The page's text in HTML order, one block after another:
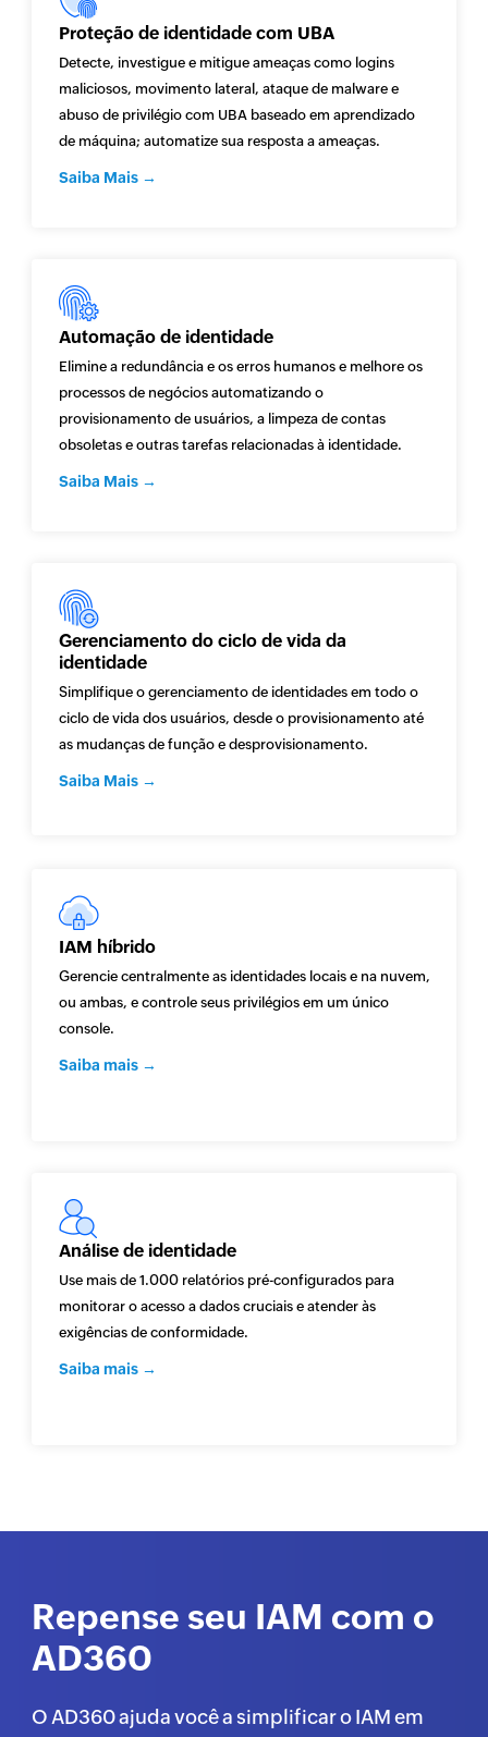
Proteção de identidade com UBA
Detecte, investigue e mitigue ameaças como logins
maliciosos, movimento lateral, ataque de malware e
abuso de privilégio com UBA baseado em aprendizado
de máquina; automatize sua resposta a ameaças.
Saiba Mais →
Automação de identidade
Elimine a redundância e os erros humanos e melhore os
processos de negócios automatizando o
provisionamento de usuários, a limpeza de contas
obsoletas e outras tarefas relacionadas à identidade.
Saiba Mais →
Gerenciamento do ciclo de vida da
identidade
Simplifique o gerenciamento de identidades em todo o
ciclo de vida dos usuários, desde o provisionamento até
as mudanças de função e desprovisionamento.
Saiba Mais →
IAM híbrido
Gerencie centralmente as identidades locais e na nuvem,
ou ambas, e controle seus privilégios em um único
console.
Saiba mais →
Análise de identidade
Use mais de 1.000 relatórios pré-configurados para
monitorar o acesso a dados cruciais e atender às
exigências de conformidade.
Saiba mais →
Repense seu IAM com o
AD360
O AD360 ajuda você a simplificar o IAM em